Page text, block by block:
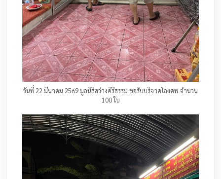
วันที่ 22 มีนาคม 2569 มูลนิธิสว่างคีรีธรรม ขอรับบริจาคโลงศพ จำนวน
100 ใบ